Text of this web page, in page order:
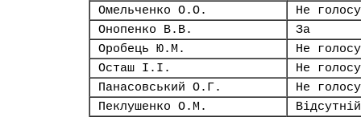
Омельченко О.О.
Не
Онопенко В.В.
За
Оробець Ю.М.
Не
Осташ І.І.
Не
Панасовський О.Г.
Не
Пеклушенко О.М.
Відсутній